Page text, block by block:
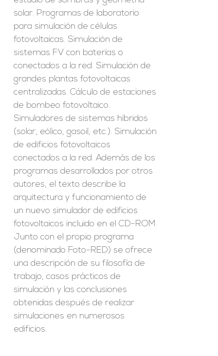
solar. Programas de laboratorio
para simulación de células
fotovoltaicas. Simulación de
sistemas FV con baterías o
conectados a la red. Simulación de
grandes plantas fotovoltaicas
centralizadas. Cálculo de estaciones
de bombeo fotovoltaico.
Simuladores de sistemas híbridos
(solar, eólico, gasoil, etc.). Simulación
de edificios fotovoltaicos
conectados a la red. Además de los
programas desarrollados por otros
autores, el texto describe la
arquitectura y funcionamiento de
un nuevo simulador de edificios
fotovoltaicos incluido en el CD-ROM.
Junto con el propio programa
(denominado Foto-RED) se ofrece
una descripción de su filosofía de
trabajo, casos prácticos de
simulación y las conclusiones
obtenidas después de realizar
simulaciones en numerosos
edificios.